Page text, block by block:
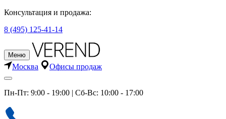
Консультация и продажа:
8 (495) 125-41-14
Меню
Москва Офисы продаж
Пн-Пт: 9:00 - 19:00 | Сб-Вс: 10:00 - 17:00